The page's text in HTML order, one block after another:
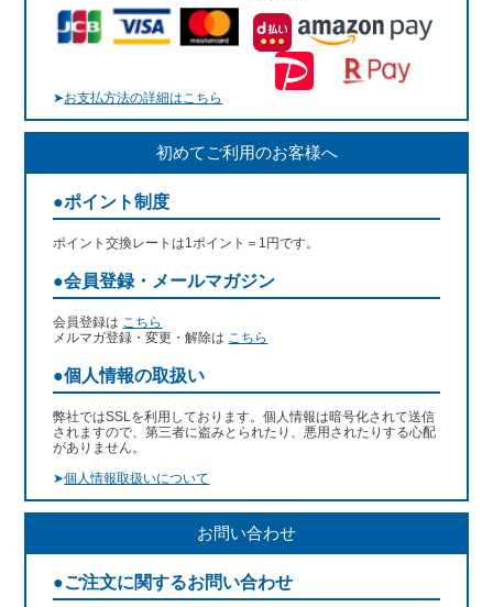
➤お支払方法の詳細はこちら
初めてご利用のお客様へ
●ポイント制度
ポイント交換レートは1ポイント＝1円です。
●会員登録・メールマガジン
会員登録は こちら
メルマガ登録・変更・解除は こちら
●個人情報の取扱い
弊社ではSSLを利用しております。個人情報は暗号化されて送信
されますので、第三者に盗みとられたり、悪用されたりする心配
がありません。
➤個人情報取扱いについて
お問い合わせ
●ご注文に関するお問い合わせ